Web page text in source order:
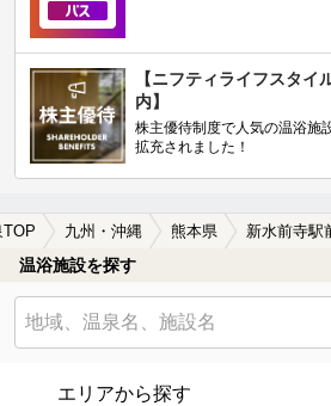
【ニフティライフスタイ
内】
株主優待制度で人気の温浴施
拡充されました！
TOP 九州・沖縄 熊本県 新水前寺駅
温浴施設を探す
エリアから探す